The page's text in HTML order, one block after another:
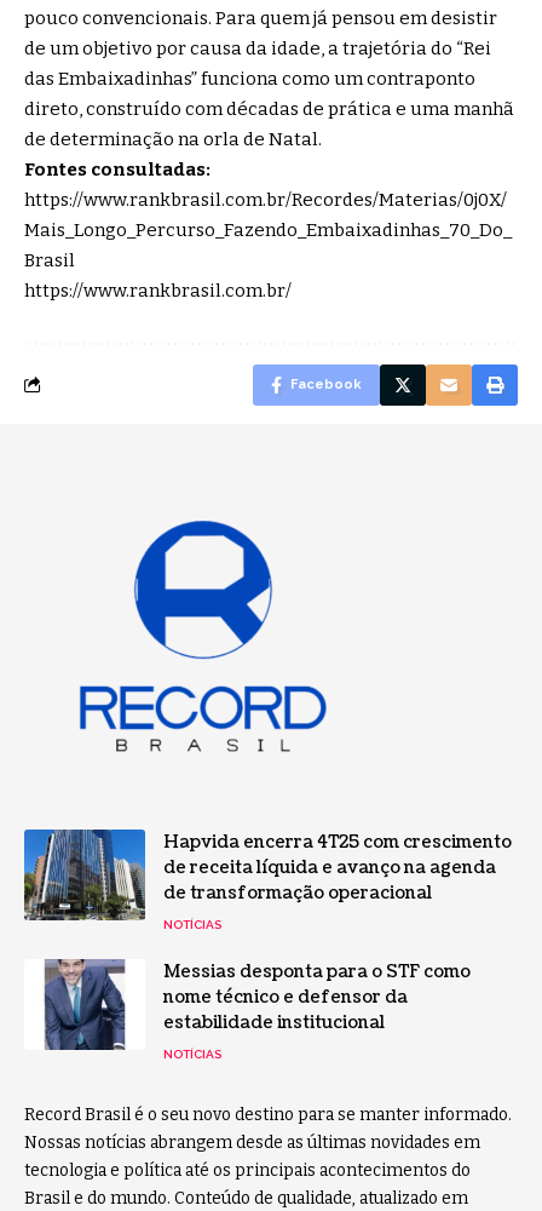
pouco convencionais. Para quem já pensou em desistir
de um objetivo por causa da idade, a trajetória do “Rei
das Embaixadinhas” funciona como um contraponto
direto, construído com décadas de prática e uma manhã
de determinação na orla de Natal.
Fontes consultadas:
https://www.rankbrasil.com.br/Recordes/Materias/0j0X/
Mais_Longo_Percurso_Fazendo_Embaixadinhas_70_Do_
Brasil
https://www.rankbrasil.com.br/
Facebook
Hapvida encerra 4T25 com crescimento
de receita líquida e avanço na agenda
de transformação operacional
NOTÍCIAS
Messias desponta para o STF como
nome técnico e defensor da
estabilidade institucional
NOTÍCIAS
Record Brasil é o seu novo destino para se manter informado.
Nossas notícias abrangem desde as últimas novidades em
tecnologia e política até os principais acontecimentos do
Brasil e do mundo. Conteúdo de qualidade, atualizado em